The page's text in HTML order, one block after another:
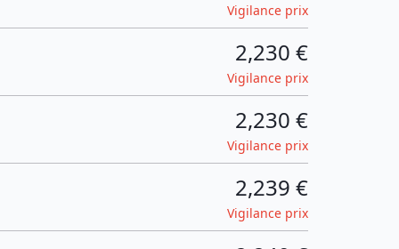
Vigilance prix
2,230 €
Vigilance prix
2,230 €
Vigilance prix
2,239 €
Vigilance prix